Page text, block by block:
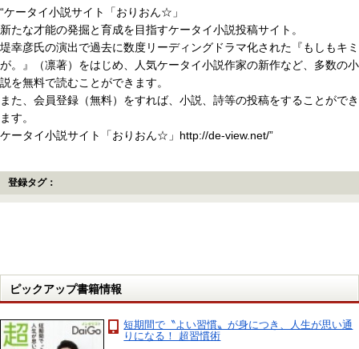
“ケータイ小説サイト「おりおん☆」
新たな才能の発掘と育成を目指すケータイ小説投稿サイト。
堤幸彦氏の演出で過去に数度リーディングドラマ化された『もしもキミ
が。』（凛著）をはじめ、人気ケータイ小説作家の新作など、多数の小
説を無料で読むことができます。
また、会員登録（無料）をすれば、小説、詩等の投稿をすることができ
ます。
ケータイ小説サイト「おりおん☆」http://de-view.net/”
登録タグ：
ピックアップ書籍情報
短期間で〝よい習慣〟が身につき、人生が思い通
りになる！ 超習慣術